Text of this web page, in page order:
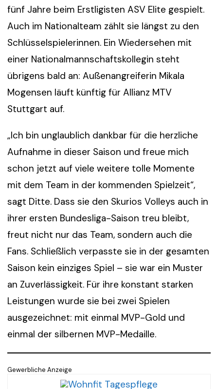
fünf Jahre beim Erstligisten ASV Elite gespielt.
Auch im Nationalteam zählt sie längst zu den
Schlüsselspielerinnen. Ein Wiedersehen mit
einer Nationalmannschaftskollegin steht
übrigens bald an: Außenangreiferin Mikala
Mogensen läuft künftig für Allianz MTV
Stuttgart auf.
„Ich bin unglaublich dankbar für die herzliche
Aufnahme in dieser Saison und freue mich
schon jetzt auf viele weitere tolle Momente
mit dem Team in der kommenden Spielzeit“,
sagt Ditte. Dass sie den Skurios Volleys auch in
ihrer ersten Bundesliga-Saison treu bleibt,
freut nicht nur das Team, sondern auch die
Fans. Schließlich verpasste sie in der gesamten
Saison kein einziges Spiel – sie war ein Muster
an Zuverlässigkeit. Für ihre konstant starken
Leistungen wurde sie bei zwei Spielen
ausgezeichnet: mit einmal MVP-Gold und
einmal der silbernen MVP-Medaille.
Gewerbliche Anzeige